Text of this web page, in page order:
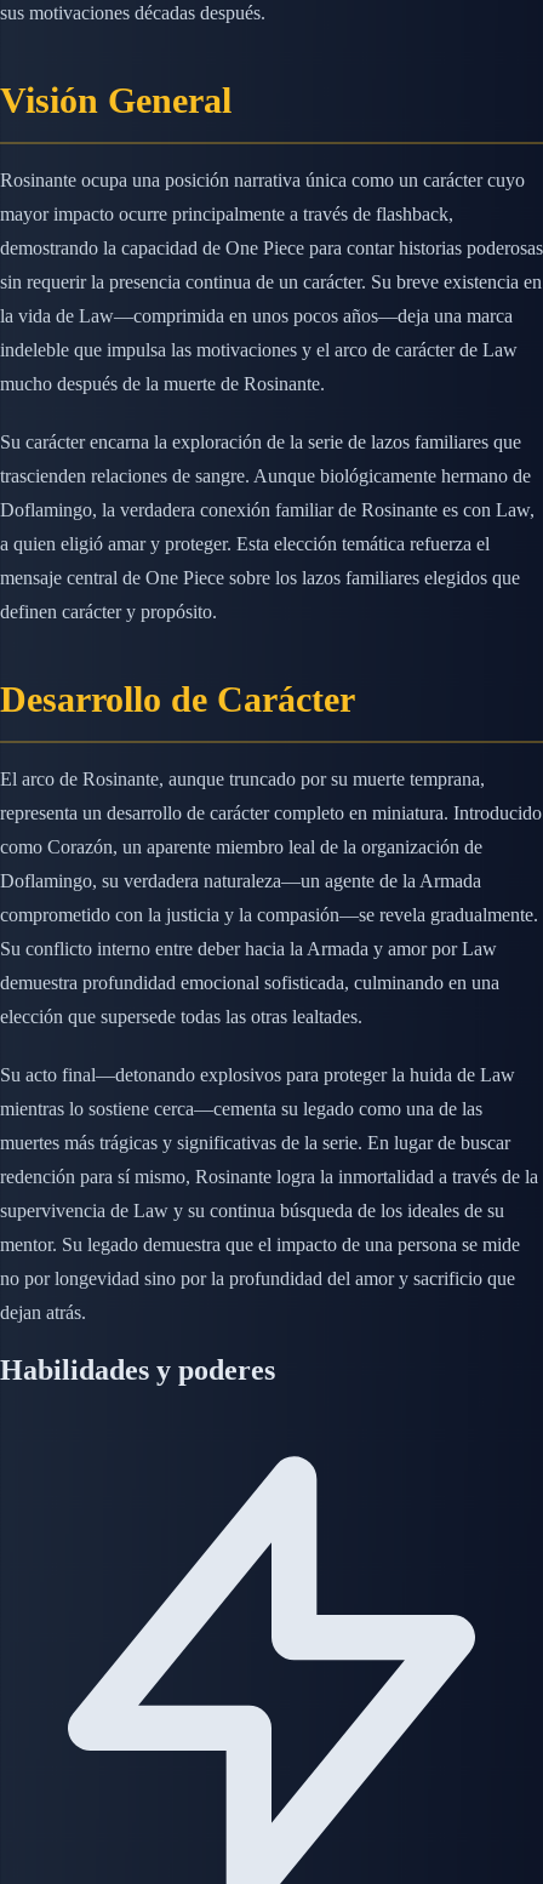
sus motivaciones décadas después.
Visión General
Rosinante ocupa una posición narrativa única como un carácter cuyo
mayor impacto ocurre principalmente a través de flashback,
demostrando la capacidad de One Piece para contar historias poderosas
sin requerir la presencia continua de un carácter. Su breve existencia en
la vida de Law—comprimida en unos pocos años—deja una marca
indeleble que impulsa las motivaciones y el arco de carácter de Law
mucho después de la muerte de Rosinante.
Su carácter encarna la exploración de la serie de lazos familiares que
trascienden relaciones de sangre. Aunque biológicamente hermano de
Doflamingo, la verdadera conexión familiar de Rosinante es con Law,
a quien eligió amar y proteger. Esta elección temática refuerza el
mensaje central de One Piece sobre los lazos familiares elegidos que
definen carácter y propósito.
Desarrollo de Carácter
El arco de Rosinante, aunque truncado por su muerte temprana,
representa un desarrollo de carácter completo en miniatura. Introducido
como Corazón, un aparente miembro leal de la organización de
Doflamingo, su verdadera naturaleza—un agente de la Armada
comprometido con la justicia y la compasión—se revela gradualmente.
Su conflicto interno entre deber hacia la Armada y amor por Law
demuestra profundidad emocional sofisticada, culminando en una
elección que supersede todas las otras lealtades.
Su acto final—detonando explosivos para proteger la huida de Law
mientras lo sostiene cerca—cementa su legado como una de las
muertes más trágicas y significativas de la serie. En lugar de buscar
redención para sí mismo, Rosinante logra la inmortalidad a través de la
supervivencia de Law y su continua búsqueda de los ideales de su
mentor. Su legado demuestra que el impacto de una persona se mide
no por longevidad sino por la profundidad del amor y sacrificio que
dejan atrás.
Habilidades y poderes